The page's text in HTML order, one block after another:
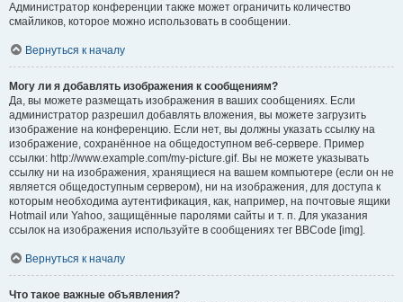
Администратор конференции также может ограничить количество
смайликов, которое можно использовать в сообщении.
Вернуться к началу
Могу ли я добавлять изображения к сообщениям?
Да, вы можете размещать изображения в ваших сообщениях. Если
администратор разрешил добавлять вложения, вы можете загрузить
изображение на конференцию. Если нет, вы должны указать ссылку на
изображение, сохранённое на общедоступном веб-сервере. Пример
ссылки: http://www.example.com/my-picture.gif. Вы не можете указывать
ссылку ни на изображения, хранящиеся на вашем компьютере (если он не
является общедоступным сервером), ни на изображения, для доступа к
которым необходима аутентификация, как, например, на почтовые ящики
Hotmail или Yahoo, защищённые паролями сайты и т. п. Для указания
ссылок на изображения используйте в сообщениях тег BBCode [img].
Вернуться к началу
Что такое важные объявления?